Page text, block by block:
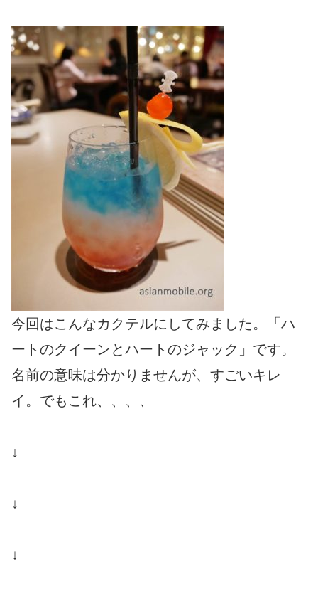
今回はこんなカクテルにしてみました。「ハ
ートのクイーンとハートのジャック」です。
名前の意味は分かりませんが、すごいキレ
イ。でもこれ、、、、
↓
↓
↓